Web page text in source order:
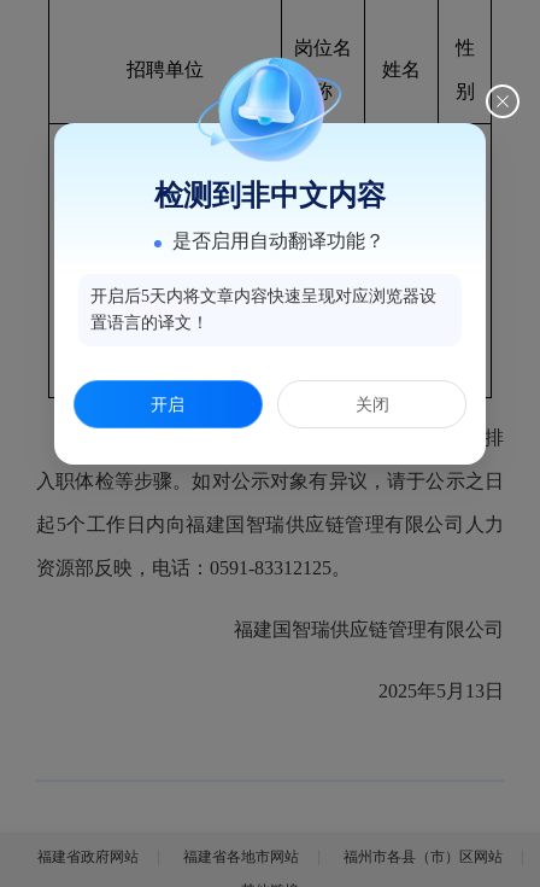
招聘单位
岗位名
称
姓名
性
别
福建国智瑞供应链管理有
限公司
拟录用人员经公示不影响录用的，按有关规定安排
入职体检等步骤。如对公示对象有异议，请于公示之日
起5个工作 日内向福建国智瑞供应链管理有限公司 人力
资源部反映，电话：0591-83312125。
福建国智瑞供应链管理有限公司
2025年5月 13日
福建省政府网站 福建省各地市网站
福州市各县（市）区网站
检测到非中文内容
是否启用自动翻译功能？
开启后5天内将文章内容快速呈现对应浏览器设
置语言的译文！
开启 关闭